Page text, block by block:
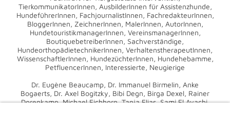
TierkommunikatorInnen, AusbilderInnen für Assistenzhunde,
HundeführerInnen, FachjournalistInnen, FachredakteurInnen,
BloggerInnen, ZeichnerInnen, MalerInnen, AutorInnen,
HundetouristikmanagerInnen, VereinsmanagerInnen,
BoutiquebetreiberInnen, Sachverständige,
HundeorthopädietechnikerInnen, VerhaltenstherapeutInnen,
WissenschaftlerInnen, HundezüchterInnen, Hundehebamme,
PetfluencerInnen, Interessierte, Neugierige
Dr. Eugène Beaucamp, Dr. Immanuel Birmelin, Anke
Bogaerts, Dr. Axel Bogitzky, Bibi Degn, Birga Dexel, Rainer
Dorenkamp, Michael Eichhorn, Tanja Elias, Sami El Ayachi,